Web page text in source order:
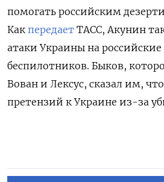
помогать российским
Как передает ТАСС, Акунин
атаки Украины на
беспилотников. Быков,
Вован и Лексус, сказал им,
претензий к Украине из-за